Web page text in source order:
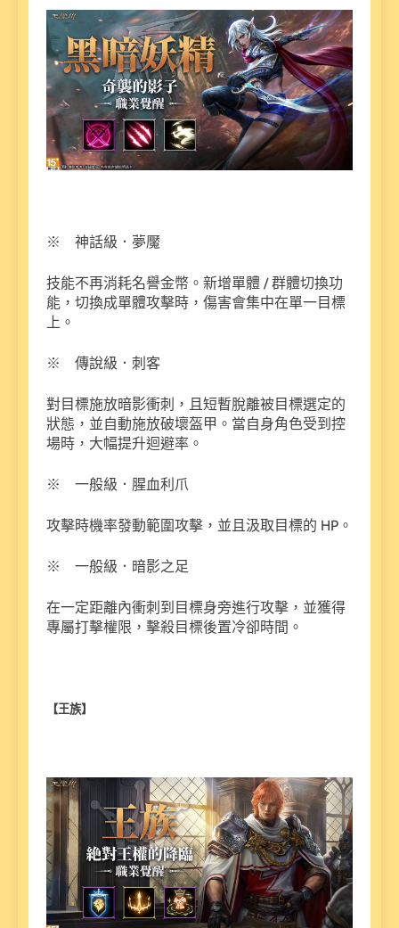
※ 神話級．夢魘
技能不再消耗名譽金幣。新增單體 / 群體切換功
能，切換成單體攻擊時，傷害會集中在單一目標
上。
※ 傳說級．刺客
對目標施放暗影衝刺，且短暫脫離被目標選定的
狀態，並自動施放破壞盔甲。當自身角色受到控
場時，大幅提升迴避率。
※ 一般級．腥血利爪
攻擊時機率發動範圍攻擊，並且汲取目標的 HP。
※ 一般級．暗影之足
在一定距離內衝刺到目標身旁進行攻擊，並獲得
專屬打擊權限，擊殺目標後置冷卻時間。
【王族】